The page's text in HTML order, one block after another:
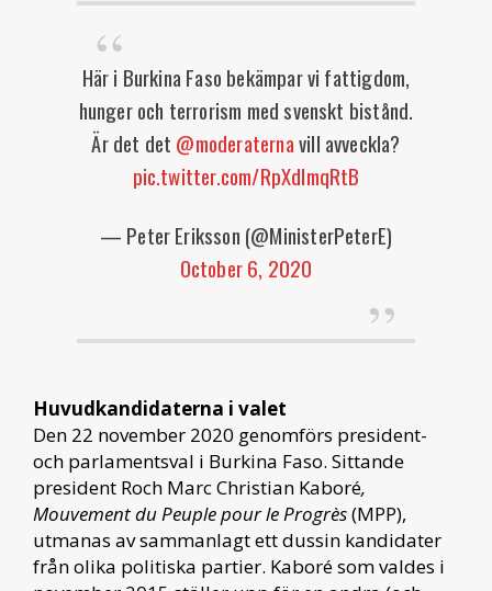
Här i Burkina Faso bekämpar vi fattigdom,
hunger och terrorism med svenskt bistånd.
Är det det @moderaternavill avveckla?
pic.twitter.com/RpXdlmqRtB
— Peter Eriksson (@MinisterPeterE)
October 6, 2020
Huvudkandidaterna i valet
Den 22 november 2020 genomförs president-
och parlamentsval i Burkina Faso. Sittande
president Roch Marc Christian Kaboré,
Mouvement du Peuple pour le Progrès(MPP),
utmanas av sammanlagt ett dussin kandidater
från olika politiska partier. Kaboré som valdes i